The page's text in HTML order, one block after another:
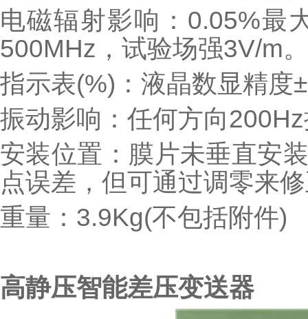
电磁辐射影响：0.05%最
500MHz，试验场强3V/m。
指示表(%)：液晶数显精度
振动影响：任何方向
安装位置：膜片未垂直安
点误差，但可通过调零来
重量：3.9Kg(不包括附件)
高静压智能差压变送器